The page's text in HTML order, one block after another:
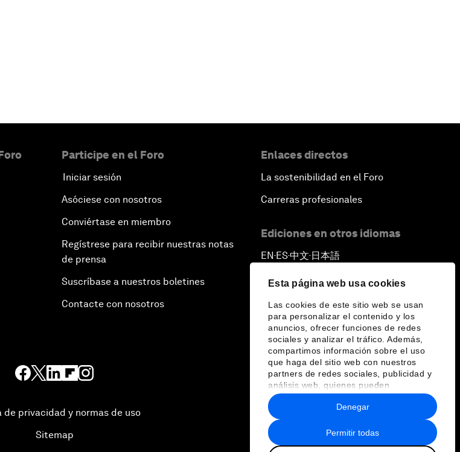
Esta página web usa cookies
Las cookies de este sitio web se usan
para personalizar el contenido y los
anuncios, ofrecer funciones de redes
sociales y analizar el tráfico. Además,
compartimos información sobre el uso
que haga del sitio web con nuestros
partners de redes sociales, publicidad y
análisis web, quienes pueden
combinarla con otra información que les
haya proporcionado o que hayan
recopilado a partir del uso que haya
hecho de sus servicios.
Permitir todas
Denegar
Participe en el Foro
Iniciar sesión
Asóciese con nosotros
Conviértase en miembro
Regístrese para recibir nuestras notas
de prensa
Suscríbase a nuestros boletines
Contacte con nosotros
Enlaces directos
La sostenibilidad en el Foro
Carreras profesionales
Ediciones en otros idiomas
EN ▪ ES▪中文▪ 日本語
de privacidad y normas de uso
Sitemap